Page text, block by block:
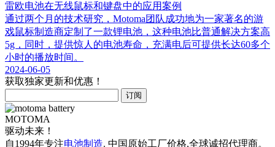
雷欧电池在无线鼠标和键盘中的应用案例
通过两个月的技术研究，Motoma团队成功地为一家著名的游
戏鼠标制造商定制了一款锂电池，这种电池比普通解决方案高
5g，同时，提供惊人的电池寿命，充满电后可提供长达60多个
小时的播放时间。
2024-06-05
获取独家更新和优惠！
MOTOMA
驱动未来！
自1994年专注电池制造. 中国原始工厂价格,全球诚招代理商。